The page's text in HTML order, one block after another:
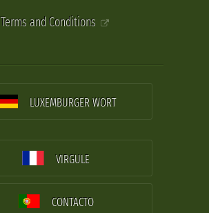
Terms and Conditions
LUXEMBURGER WORT
VIRGULE
CONTACTO